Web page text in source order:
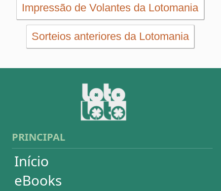
Timemania
Dupla-Sena
Lotomania
Loteria Federal
Mega Millions
Euromillions
ESTATÍSTICAS